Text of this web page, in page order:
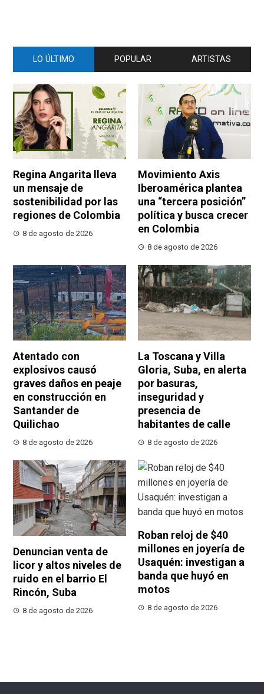
LO ÚLTIMO POPULAR ARTISTAS
Regina Angarita lleva
un mensaje de
sostenibilidad por las
regiones de Colombia
8 de agosto de 2026
Movimiento Axis
Iberoamérica plantea
una “tercera posición”
política y busca crecer
en Colombia
8 de agosto de 2026
Atentado con
explosivos causó
graves daños en peaje
en construcción en
Santander de
Quilichao
8 de agosto de 2026
La Toscana y Villa
Gloria, Suba, en alerta
por basuras,
inseguridad y
presencia de
habitantes de calle
8 de agosto de 2026
Denuncian venta de
licor y altos niveles de
ruido en el barrio El
Rincón, Suba
8 de agosto de 2026
Roban reloj de $40
millones en joyería de
Usaquén: investigan a
banda que huyó en
motos
8 de agosto de 2026